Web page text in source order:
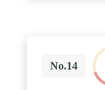
No.14